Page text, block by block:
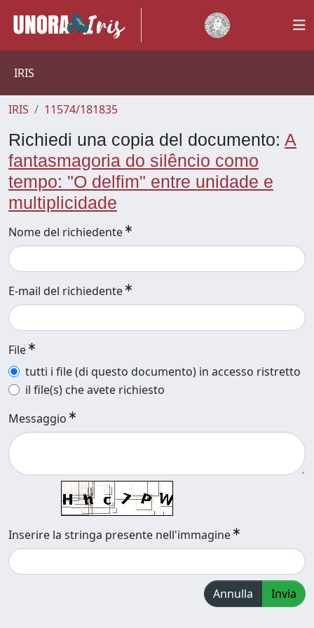
IRIS
IRIS 11574/181835
Richiedi una copia del documento: A
fantasmagoria do silêncio como
tempo: "O delfim" entre unidade e
multiplicidade
Nome del richiedente
E-mail del richiedente
File
tutti i file (di questo documento) in accesso ristretto
il file(s) che avete richiesto
Messaggio
Inserire la stringa presente nell'immagine
Annulla Invia